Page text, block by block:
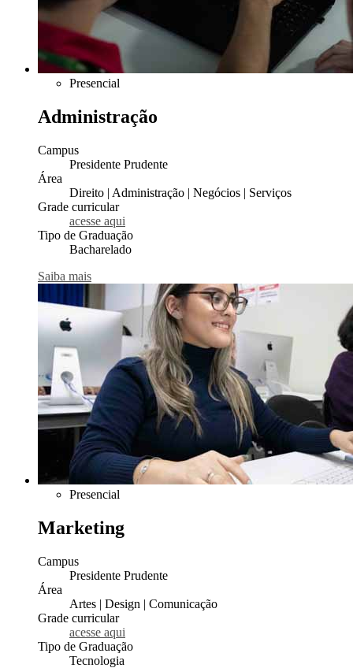
Presencial
Administração
Campus
Presidente Prudente
Área
Direito | Administração | Negócios | Serviços
Grade curricular
acesse aqui
Tipo de Graduação
Bacharelado
Saiba mais
Presencial
Marketing
Campus
Presidente Prudente
Área
Artes | Design | Comunicação
Grade curricular
acesse aqui
Tipo de Graduação
Tecnologia